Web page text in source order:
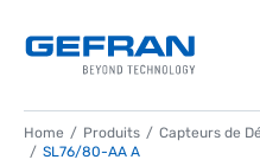
Home Produits Capteurs de
SL76/80-AA A